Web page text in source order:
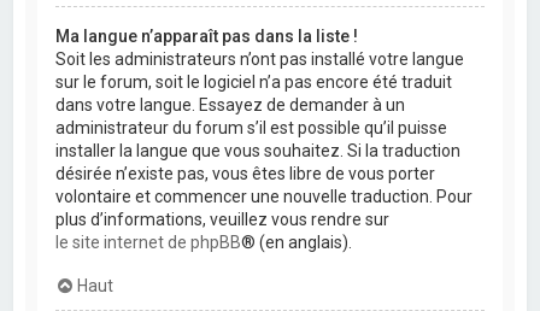
Ma langue n’apparaît pas dans la liste !
Soit les administrateurs n’ont pas installé votre langue
sur le forum, soit le logiciel n’a pas encore été traduit
dans votre langue. Essayez de demander à un
administrateur du forum s’il est possible qu’il puisse
installer la langue que vous souhaitez. Si la traduction
désirée n’existe pas, vous êtes libre de vous porter
volontaire et commencer une nouvelle traduction. Pour
plus d’informations, veuillez vous rendre sur
le site internet de phpBB® (en anglais).
Haut